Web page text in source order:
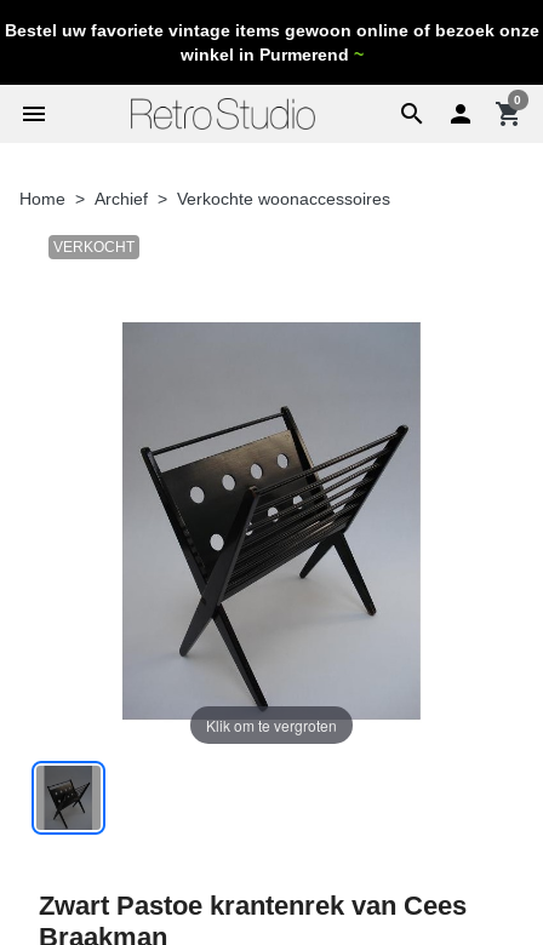
Bestel uw favoriete vintage items gewoon online of bezoek onze
winkel in Purmerend ~
search
menu  shopping_cart
0
Home Archief Verkochte woonaccessoires
VERKOCHT
Klik om te vergroten
Zwart Pastoe krantenrek van Cees
Braakman